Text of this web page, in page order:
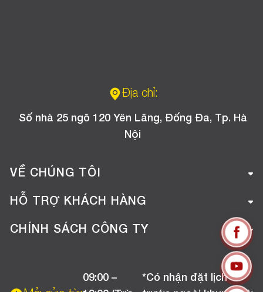
Địa chỉ:
Số nhà 25 ngõ 120 Yên Lãng, Đống Đa, Tp. Hà
Nội
VỀ CHÚNG TÔI
Giới thiệu công ty
Tuyển dụng
HỖ TRỢ KHÁCH HÀNG
Hướng dẫn mua hàng online
Chương trình khuyến mãi
CHÍNH SÁCH CÔNG TY
Chính sách bảo hành09:00 –
*Có nhận đặt lịch